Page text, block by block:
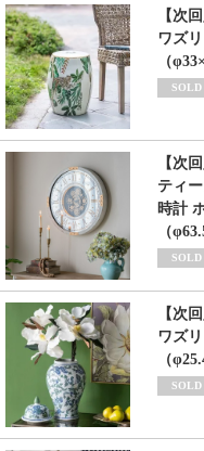
【次
ワズ
（
【次
ティ
時計
（
【次
ワズ
（